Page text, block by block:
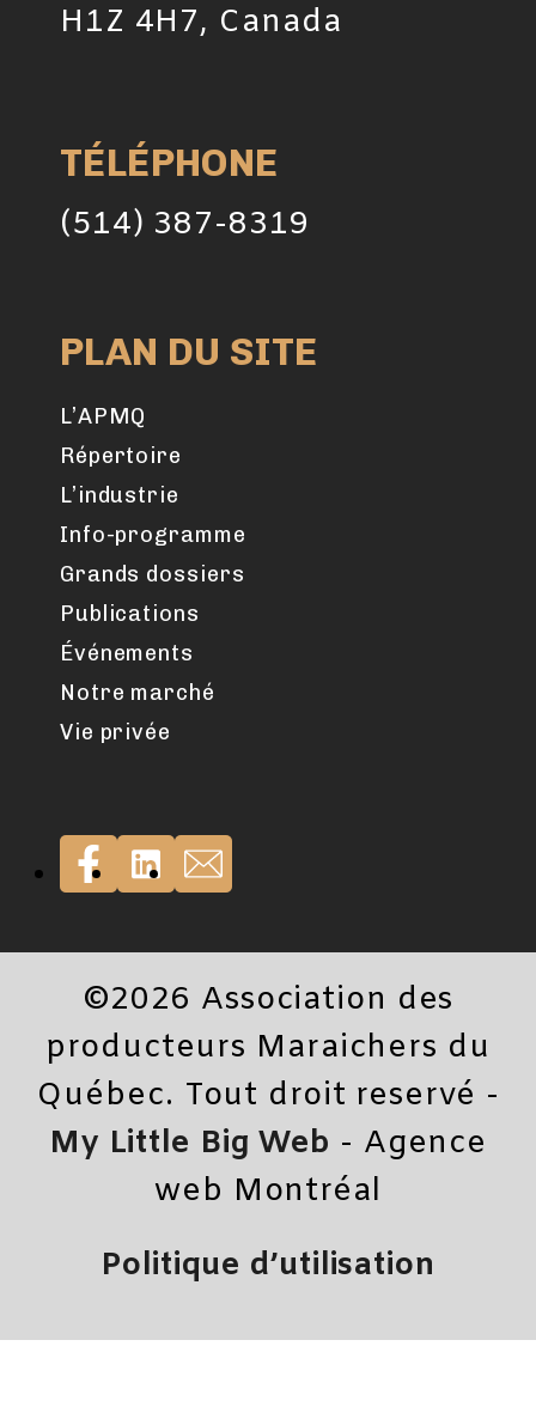
H1Z 4H7, Canada
TÉLÉPHONE
(514) 387-8319
PLAN DU SITE
L’APMQ
Répertoire
L’industrie
Info-programme
Grands dossiers
Publications
Événements
Notre marché
Vie privée
©2026 Association des
producteurs Maraichers du
Québec. Tout droit reservé -
My Little Big Web - Agence
web Montréal
Politique d’utilisation